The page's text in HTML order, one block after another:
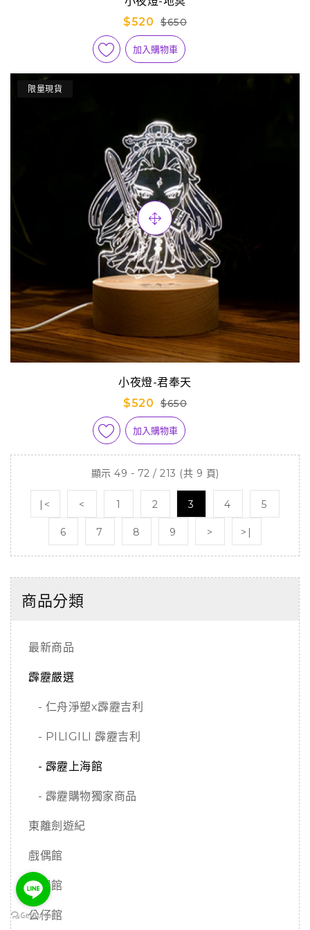
$520
$650
加入購物車
限量現貨
小夜燈-君奉天
$520
$650
加入購物車
顯示 49 - 72 / 213 (共 9 頁)
|< < 1 2 3 4 5
6 7 8 9 > >|
商品分類
最新商品
霹靂嚴選
- 仁舟淨塑x霹靂吉利
- PILIGILI 霹靂吉利
- 霹靂上海館
- 霹靂購物獨家商品
東離劍遊紀
戲偶館
兵器館
公仔館